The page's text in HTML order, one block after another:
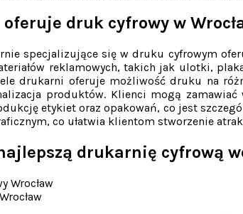
druk cyfrowy w
specjalizujące się w druku cyfrowym
reklamowych, takich jak ulotki,
drukarni oferuje możliwość druku na
produktów. Klienci mogą
etykiet oraz opakowań, co jest
co ułatwia klientom stworzenie
drukarnię cyfrową